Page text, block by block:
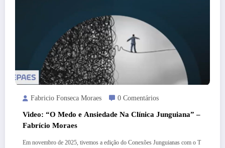
Fabricio Fonseca Moraes 0 Comentários
Video: “O Medo e Ansiedade Na Clínica Junguiana” –
Fabrício Moraes
Em novembro de 2025, tivemos a edição do Conexões Junguianas com o T